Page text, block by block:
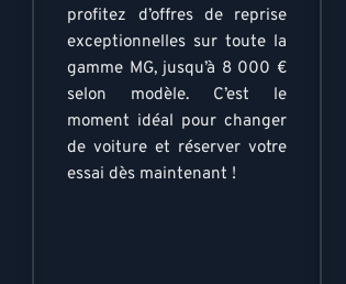
profitez d’offres de reprise
exceptionnelles sur toute la
gamme MG, jusqu’à 8 000 €
selon modèle. C’est le
moment idéal pour changer
de voiture et réserver votre
essai dès maintenant !